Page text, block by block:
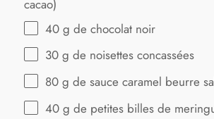
cacao)
40 g de chocolat noir
30 g de noisettes concassées
80 g de sauce caramel beurre
40 g de petites billes de